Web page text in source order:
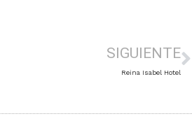
SIGUIENTE
Reina Isabel Hotel